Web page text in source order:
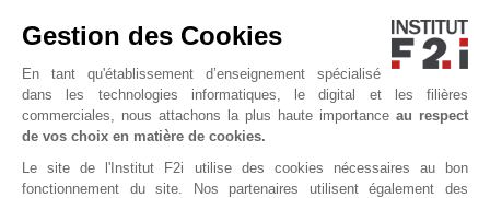
Gestion des Cookies
En tant qu'établissement d’enseignement spécialisé
dans les technologies informatiques, le digital et les filières
commerciales, nous attachons la plus haute importance au respect
de vos choix en matière de cookies.
Le site de l'Institut F2i utilise des cookies nécessaires au bon
fonctionnement du site. Nos partenaires utilisent également des
Actualités
Qui sommes-nous ?
Accessibilité